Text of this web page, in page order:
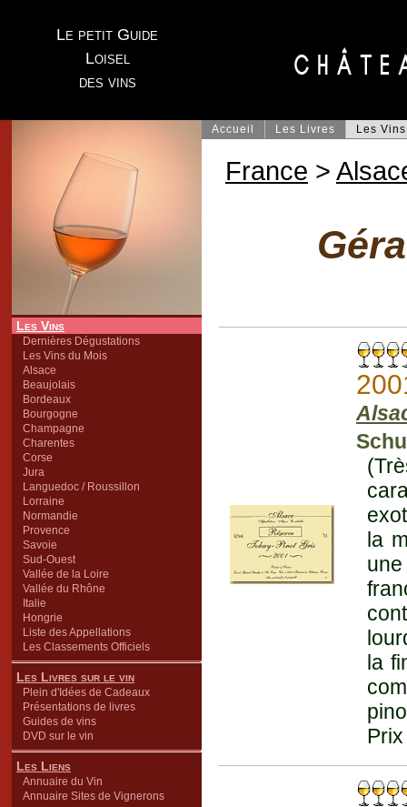
Le petit Guide
Loisel
des vins
Les Vins
Dernières Dégustations
Les Vins du Mois
Alsace
Beaujolais
Bordeaux
Bourgogne
Champagne
Charentes
Corse
Jura
Languedoc / Roussillon
Lorraine
Normandie
Provence
Savoie
Sud-Ouest
Vallée de la Loire
Vallée du Rhône
Italie
Hongrie
Liste des Appellations
Les Classements Officiels
Les Livres sur le vin
Plein d'Idées de Cadeaux
Présentations de livres
Guides de vins
DVD sur le vin
Les Liens
Annuaire du Vin
Annuaire Sites de Vignerons
Accueil Les Livres Les Vins
France >
la
la